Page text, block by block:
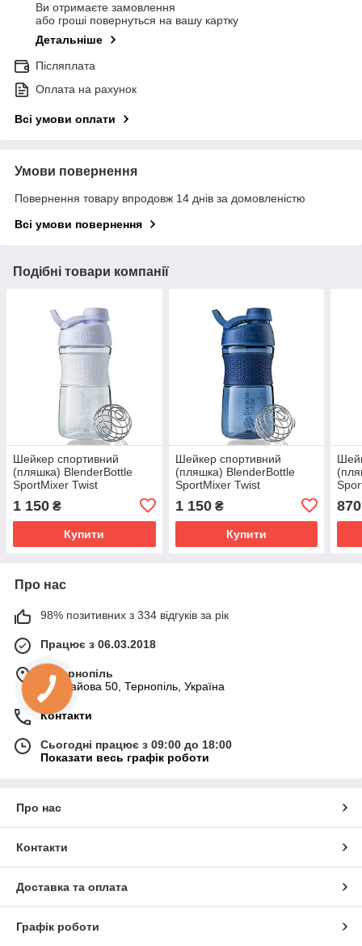
Ви отримаєте замовлення
або гроші повернуться на вашу картку
Детальніше
Післяплата
Оплата на рахунок
Всі умови оплати
Умови повернення
Повернення товару впродовж 14 днів за домовленістю
Всі умови повернення
Подібні товари компанії
Шейкер спортивний
(пляшка) BlenderBottle
SportMixer Twist
1 150 ₴
Купити
Шейкер спортивний
(пляшка) BlenderBottle
SportMixer Twist
1 150₴
Купити
870
Про нас
98% позитивних з 334 відгуків за рік
Працює з 06.03.2018
м. Тернопіль
вул. Гайова 50, Тернопіль, Україна
Контакти
Сьогодні працює з 09:00 до 18:00
Показати весь графік роботи
Про нас
Контакти
Доставка та оплата
Графік роботи